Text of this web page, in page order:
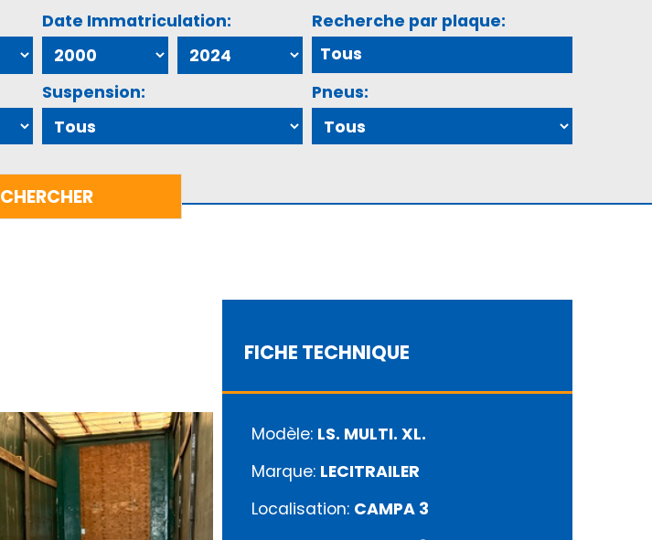
Date Immatriculation: Recherche par plaque:
Suspension: Pneus:
FICHE TECHNIQUE
Modèle: LS. MULTI. XL.
Marque: LECITRAILER
Localisation: CAMPA 3